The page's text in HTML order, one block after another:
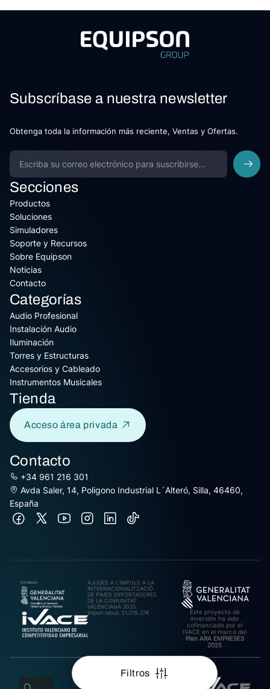
Filtros
Subscríbase a nuestra newsletter
Obtenga toda la información más reciente, Ventas y Ofertas.
Secciones
Productos
Soluciones
Simuladores
Soporte y Recursos
Sobre Equipson
Noticias
Contacto
Categorías
Audio Profesional
Instalación Audio
Iluminación
Torres y Estructuras
Accesorios y Cableado
Instrumentos Musicales
Tienda
Acceso área privada
Contacto
+34 961 216 301
Avda Saler, 14, Poligono Industrial L´Alteró, Silla, 46460,
España
AJUDES A L’IMPULS A LA
INTERNACIONALITZACIÓ
DE PIMES EXPORTADORES
DE LA COMUNITAT
VALENCIANA 2025.
Import rebut: 31.278,27€
Este proyecto de
inversión ha sido
cofinanciado por el
IVACE en el marco del
Plan ARA EMPRESES
2025